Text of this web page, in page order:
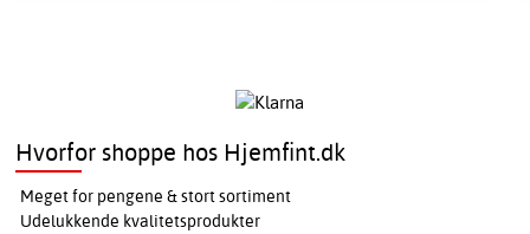
Hvorfor shoppe hos Hjemfint.dk
Meget for pengene & stort sortiment
Udelukkende kvalitetsprodukter